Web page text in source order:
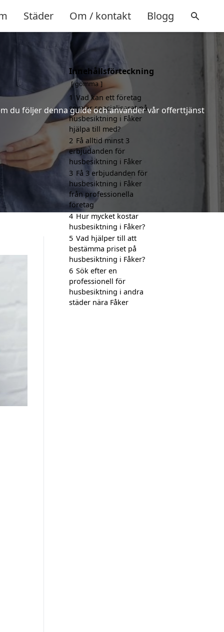
Städer Om / kontakt Blogg
du följer denna guide och använder vår offerttjänst
Innehållsförteckning
gömma
1 Vad kan ett företag
som är specialiserat på
husbesiktning i Fåker
hjälpa till med?
2 Få alltid minst 3
erbjudanden för
husbesiktning i Fåker
3 Få 3 erbjudanden för
husbesiktning i Fåker
från professionella
företag
4 Hur mycket kostar
husbesiktning i Fåker?
5 Vad hjälper till att
bestämma priset på
husbesiktning i Fåker?
6 Sök efter en
professionell för
husbesiktning i andra
städer nära Fåker